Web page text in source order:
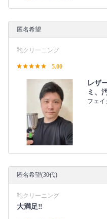
匿名希望
鞄クリーニング
5.00
レザ
ミ、
フェ
匿名希望(30代)
鞄クリーニング
大満足‼︎